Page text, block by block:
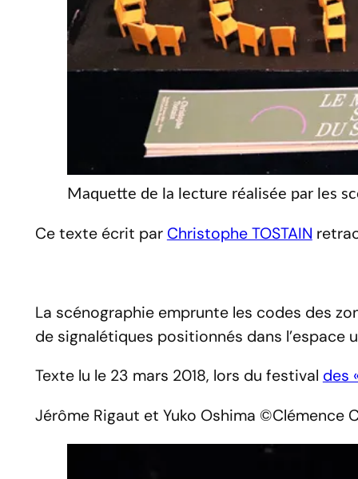
Maquette de la lecture réalisée par les
Ce texte écrit par Christophe TOSTAIN
La scénographie emprunte les codes des
de signalétiques positionnés dans l’espace
Texte lu le 23 mars 2018, lors du festival des
Jérôme Rigaut et Yuko Oshima ©Clémence